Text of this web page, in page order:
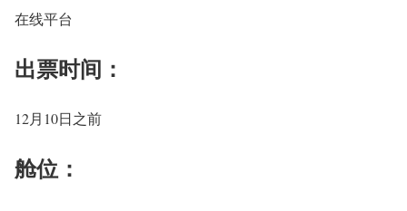
在线平台
出票时间：
12月10日之前
舱位：